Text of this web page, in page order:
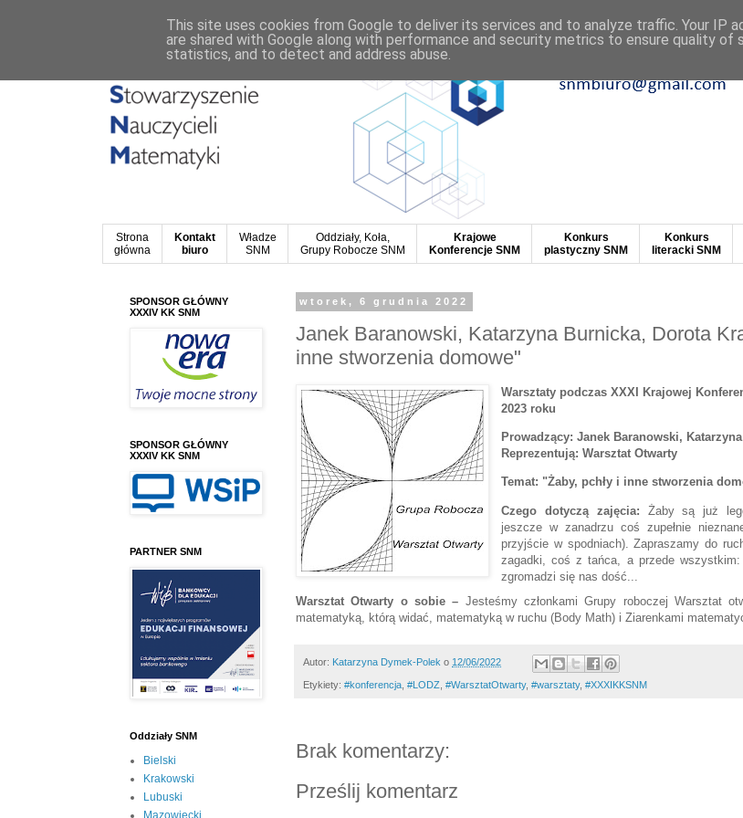
Strona
główna
Kontakt
biuro
Władze
SNM
Oddziały, Koła,
Grupy Robocze SNM
Krajowe
Konferencje SNM
Konkurs
plastyczny SNM
Konkurs
literacki SNM
wtorek, 6 grudnia 2022
Janek Baranowski, Katarzyna Burnicka, Dorota
inne stworzenia domowe"
Warsztaty podczas XXXI Krajowej
2023 roku
Prowadzący: Janek Baranowski,
Reprezentują: Warsztat Otwarty
Temat: "Żaby, pchły i inne stworzenia
Czego dotyczą zajęcia: Żaby są już
jeszcze w zanadrzu coś zupełnie
przyjście w spodniach). Zapraszamy do
zagadki, coś z tańca, a przede
zgromadzi się nas dość...
Warsztat Otwarty o sobie – Jesteśmy członkami Grupy roboczej Warsztat
matematyką, którą widać, matematyką w ruchu (Body Math) i Ziarenkami
Autor: Katarzyna Dymek-Polek o 12/06/2022
Etykiety: #konferencja #LODZ #WarsztatOtwarty, #warsztaty, #XXXIKKSNM
Brak komentarzy:
Prześlij komentarz
SPONSOR GŁÓWNY
XXXIV KK SNM
SPONSOR GŁÓWNY
XXXIV KK SNM
PARTNER SNM
Oddziały SNM
Bielski
Krakowski
Lubuski
This site uses cookies from Google to deliver its services and to analyze traffic. Your IP
are shared with Google along with performance and security metrics to ensure quality of
statistics, and to detect and address abuse.